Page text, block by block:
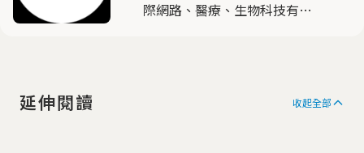
際網路、醫療、生物科技有高
延伸閱讀 收起全部